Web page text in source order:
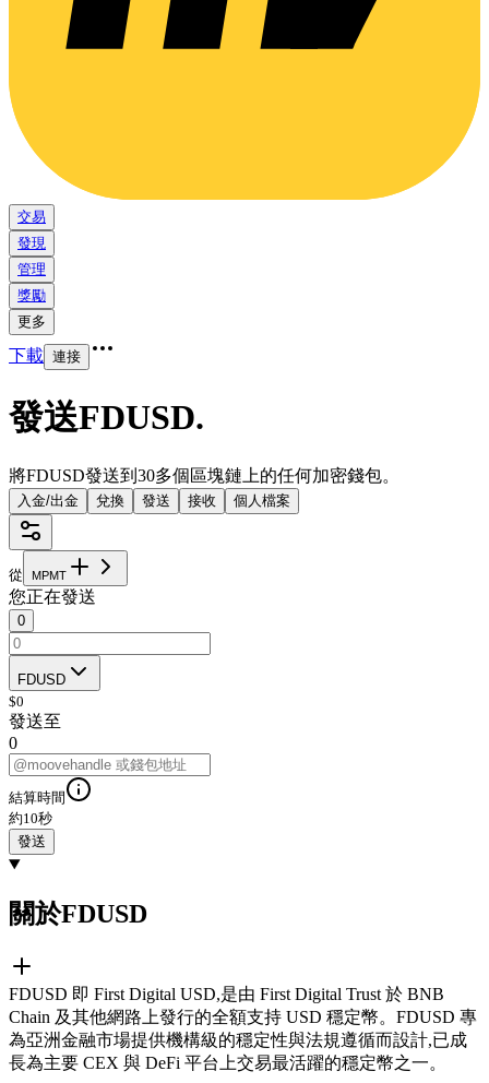
交易
發現
管理
獎勵
更多
下載 連接
發送FDUSD.
將FDUSD發送到30多個區塊鏈上的任何加密錢包。
入金/出金 兌換 發送 接收 個人檔案
從 MPMT
您正在發送
0
FDUSD
$0
發送至
0
結算時間
約10秒
發送
關於FDUSD
FDUSD 即 First Digital USD,是由 First Digital Trust 於 BNB
Chain 及其他網路上發行的全額支持 USD 穩定幣。FDUSD 專
為亞洲金融市場提供機構級的穩定性與法規遵循而設計,已成
長為主要 CEX 與 DeFi 平台上交易最活躍的穩定幣之一。